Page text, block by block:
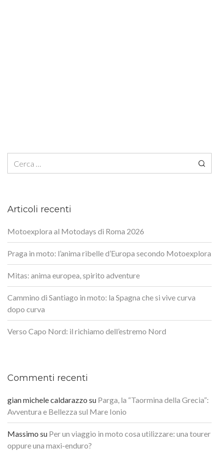
Articoli recenti
Motoexplora al Motodays di Roma 2026
Praga in moto: l’anima ribelle d’Europa secondo Motoexplora
Mitas: anima europea, spirito adventure
Cammino di Santiago in moto: la Spagna che si vive curva
dopo curva
Verso Capo Nord: il richiamo dell’estremo Nord
Commenti recenti
gian michele caldarazzo su Parga, la “Taormina della Grecia”:
Avventura e Bellezza sul Mare Ionio
Massimo su Per un viaggio in moto cosa utilizzare: una tourer
oppure una maxi-enduro?